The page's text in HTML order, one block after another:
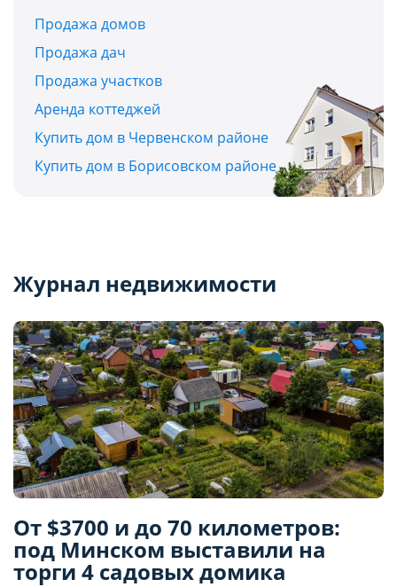
Продажа домов
Продажа дач
Продажа участков
Аренда коттеджей
Купить дом в Червенском районе
Купить дом в Борисовском районе
Журнал недвижимости
От $3700 и до 70 километров:
под Минском выставили на
торги 4 садовых домика